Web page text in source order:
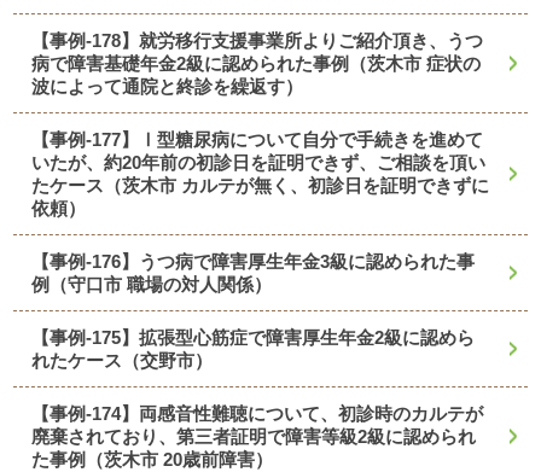
【事例-178】就労移行支援事業所よりご紹介頂き、うつ
病で障害基礎年金2級に認められた事例（茨木市 症状の
波によって通院と終診を繰返す）
【事例-177】Ⅰ型糖尿病について自分で手続きを進めて
いたが、約20年前の初診日を証明できず、ご相談を頂い
たケース（茨木市 カルテが無く、初診日を証明できずに
依頼）
【事例-176】うつ病で障害厚生年金3級に認められた事
例（守口市 職場の対人関係）
【事例-175】拡張型心筋症で障害厚生年金2級に認めら
れたケース（交野市）
【事例-174】両感音性難聴について、初診時のカルテが
廃棄されており、第三者証明で障害等級2級に認められ
た事例（茨木市 20歳前障害）